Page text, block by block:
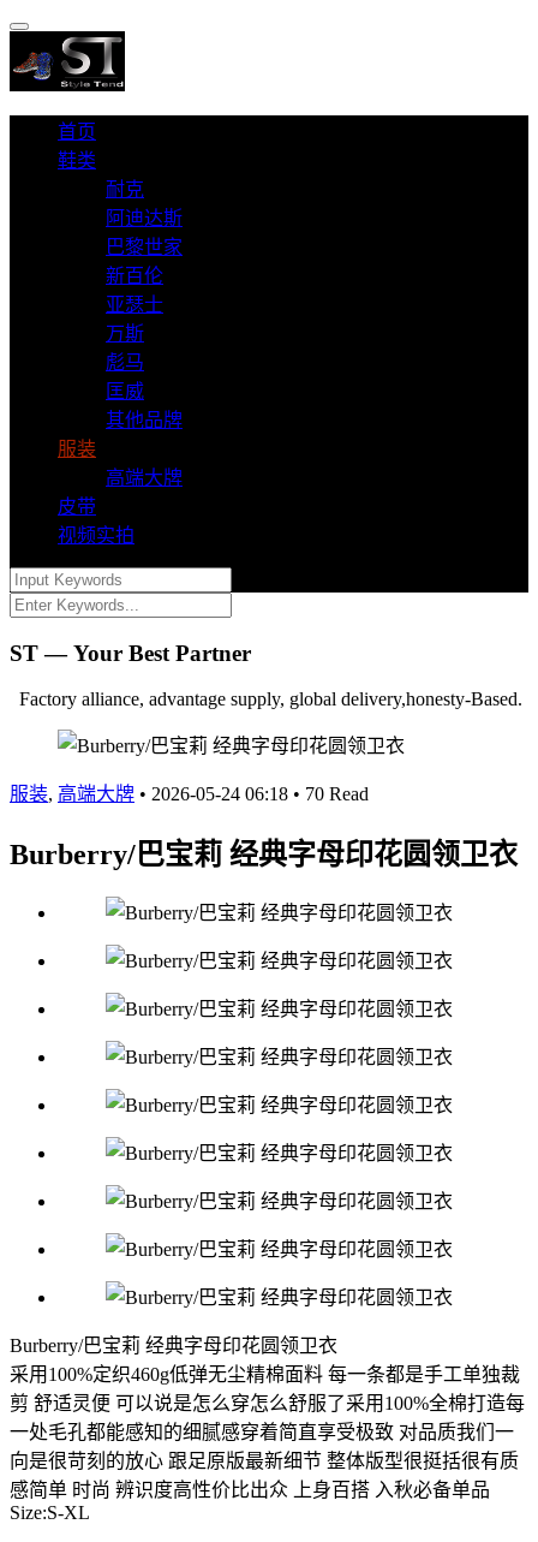
首页
鞋类
耐克
阿迪达斯
巴黎世家
新百伦
亚瑟士
万斯
彪马
匡威
其他品牌
服装
高端大牌
皮带
视频实拍
ST — Your Best Partner
Factory alliance, advantage supply, global delivery,honesty-Based.
服装, 高端大牌 • 2026-05-24 06:18 • 70 Read
Burberry/巴宝莉 经典字母印花圆领卫衣
Burberry/巴宝莉 经典字母印花圆领卫衣
采用100%定织460g低弹无尘精棉面料 每一条都是手工单独裁
剪 舒适灵便 可以说是怎么穿怎么舒服了采用100%全棉打造每
一处毛孔都能感知的细腻感穿着简直享受极致 对品质我们一
向是很苛刻的放心 跟足原版最新细节 整体版型很挺括很有质
感简单 时尚 辨识度高性价比出众 上身百搭 入秋必备单品
Size:S-XL